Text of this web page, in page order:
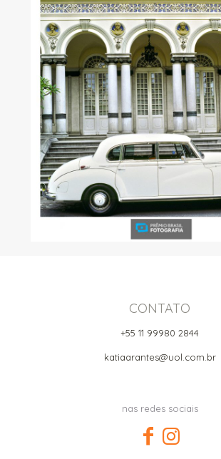
CONTATO
+55 11 99980 2844
katiaarantes@uol.com.br
nas redes sociais